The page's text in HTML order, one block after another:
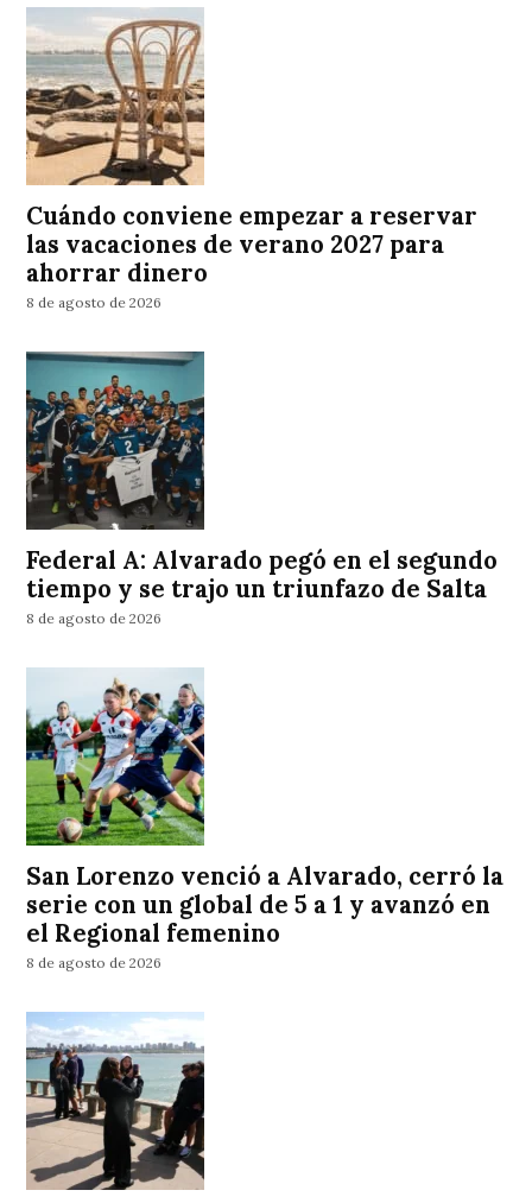
Cuándo conviene empezar a reservar
las vacaciones de verano 2027 para
ahorrar dinero
8 de agosto de 2026
Federal A: Alvarado pegó en el segundo
tiempo y se trajo un triunfazo de Salta
8 de agosto de 2026
San Lorenzo venció a Alvarado, cerró la
serie con un global de 5 a 1 y avanzó en
el Regional femenino
8 de agosto de 2026